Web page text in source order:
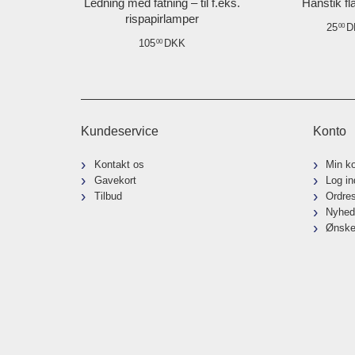
Ledning med fatning – til f.eks.
rispapirlamper
10500 DKK
Hanstik
2500
Kundeservice
Kontakt os
Gavekort
Tilbud
Konto
Min
Log